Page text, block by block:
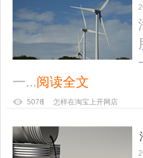
一...阅读全文
5076 怎样在淘宝上开网店